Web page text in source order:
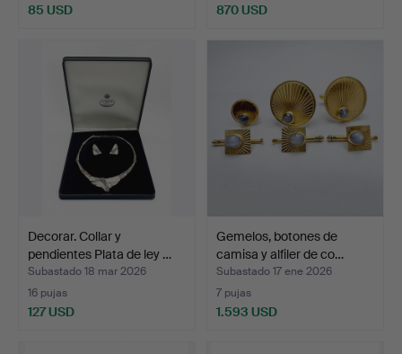
85 USD 870 USD
Decorar. Collar y
pendientes Plata de ley …
Subastado 18 mar 2026
16 pujas
127 USD
Gemelos, botones de
camisa y alfiler de co…
Subastado 17 ene 2026
7 pujas
1.593 USD